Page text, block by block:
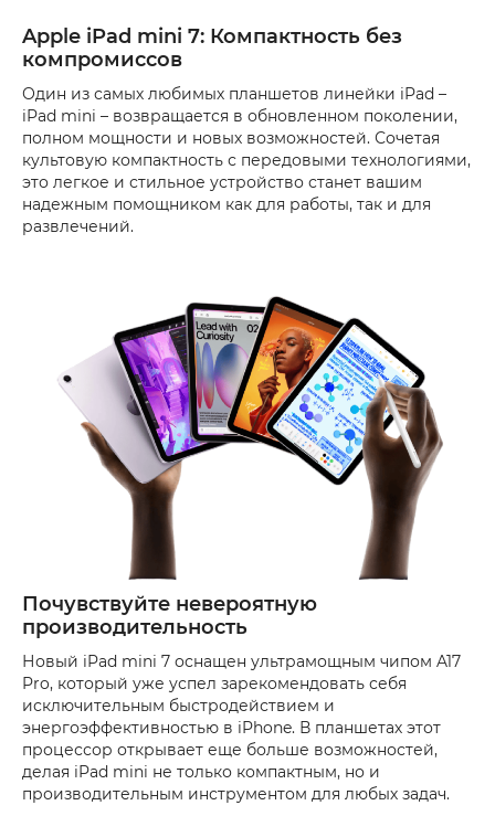
Apple iPad mini 7: Компактность без
компромиссов
Один из самых любимых планшетов линейки iPad –
iPad mini – возвращается в обновленном поколении,
полном мощности и новых возможностей. Сочетая
культовую компактность с передовыми технологиями,
это легкое и стильное устройство станет вашим
надежным помощником как для работы, так и для
развлечений.
Почувствуйте невероятную
производительность
Новый iPad mini 7 оснащен ультрамощным чипом A17
Pro, который уже успел зарекомендовать себя
исключительным быстродействием и
энергоэффективностью в iPhone. В планшетах этот
процессор открывает еще больше возможностей,
делая iPad mini не только компактным, но и
производительным инструментом для любых задач.